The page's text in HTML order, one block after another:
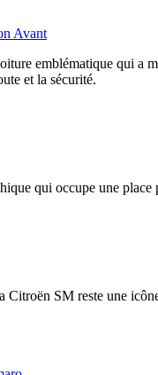
Avant
emblématique qui a
et la sécurité.
qui occupe une place
Citroën SM reste une